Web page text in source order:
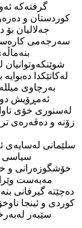
گرفتەکە
کوردستان و
جەلالیان بۆ
سەرجەمی
شوێنکەوتوانیان
لەکاتێکدا
بەرچاوی
ئەمڕۆیش
لەسنوری خۆی
زۆنە و دەڤەرەی تر
سلێمانی لەسایەی
سیاسی
خۆشگوزەرانی و
مەبەست
دەچێتە گیرفانی
کوردی و ئینجا
سێبەر